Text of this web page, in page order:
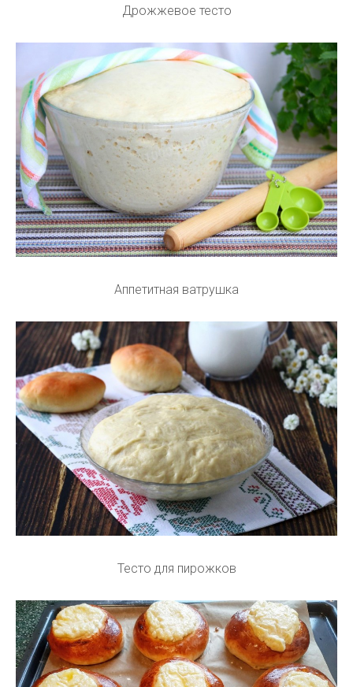
Дрожжевое тесто
Аппетитная ватрушка
Тесто для пирожков